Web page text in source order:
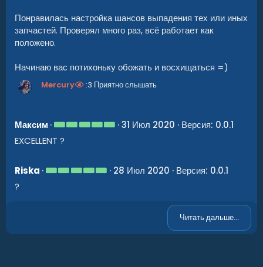
Понравилась настройка шансов выпадения тех или иных
запчастей. Проверял много раз, всё работает как
положено.
Начинаю вас потихоньку обожать и восхищаться =)
Mercury :3 Приятно слышать
Максим 5
в
ё
31 Июл 2020
Версия: 0.0.1
EXCELLENT ?
Riska 5
з
28 Июл 2020
Версия: 0.0.1
?
Читать дальше...